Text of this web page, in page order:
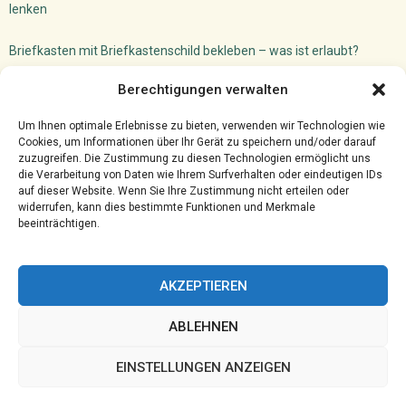
Berechtigungen verwalten
Um Ihnen optimale Erlebnisse zu bieten, verwenden wir Technologien wie
Cookies, um Informationen über Ihr Gerät zu speichern und/oder darauf
zuzugreifen. Die Zustimmung zu diesen Technologien ermöglicht uns
die Verarbeitung von Daten wie Ihrem Surfverhalten oder eindeutigen IDs
auf dieser Website. Wenn Sie Ihre Zustimmung nicht erteilen oder
widerrufen, kann dies bestimmte Funktionen und Merkmale
beeinträchtigen.
AKZEPTIEREN
ABLEHNEN
EINSTELLUNGEN ANZEIGEN
lenken
Briefkasten mit Briefkastenschild bekleben – was ist erlaubt?
Ghostwriter für VWL: akademischer Schreibservice